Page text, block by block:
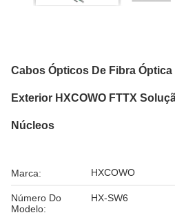
Cabos Ópticos De Fibra
Exterior HXCOWO FTTX
Núcleos
Marca: HXCOWO
Número Do
Modelo:
HX-SW6